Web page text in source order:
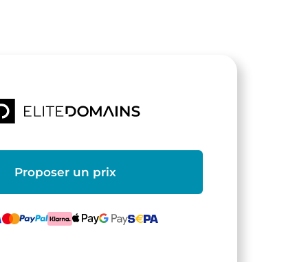
Proposer un prix